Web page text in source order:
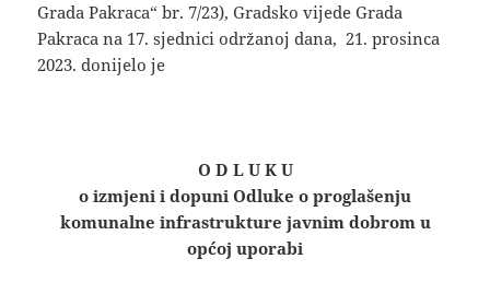
Grada Pakraca“ br. 7/23), Gradsko vijede Grada
Pakraca na 17. sjednici održanoj dana, 21. prosinca
2023. donijelo je
O D L U K U
o izmjeni i dopuni Odluke o proglašenju
komunalne infrastrukture javnim dobrom u
općoj uporabi